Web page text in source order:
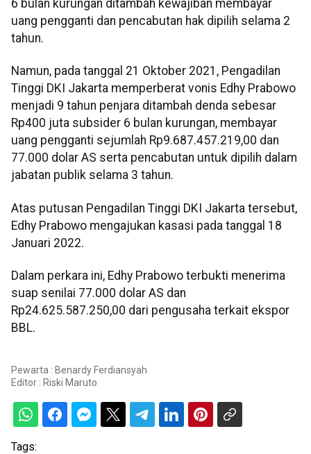
6 bulan kurungan ditambah kewajiban membayar
uang pengganti dan pencabutan hak dipilih selama 2
tahun.
Namun, pada tanggal 21 Oktober 2021, Pengadilan
Tinggi DKI Jakarta memperberat vonis Edhy Prabowo
menjadi 9 tahun penjara ditambah denda sebesar
Rp400 juta subsider 6 bulan kurungan, membayar
uang pengganti sejumlah Rp9.687.457.219,00 dan
77.000 dolar AS serta pencabutan untuk dipilih dalam
jabatan publik selama 3 tahun.
Atas putusan Pengadilan Tinggi DKI Jakarta tersebut,
Edhy Prabowo mengajukan kasasi pada tanggal 18
Januari 2022.
Dalam perkara ini, Edhy Prabowo terbukti menerima
suap senilai 77.000 dolar AS dan
Rp24.625.587.250,00 dari pengusaha terkait ekspor
BBL.
Pewarta : Benardy Ferdiansyah
Editor : Riski Maruto
Tags: